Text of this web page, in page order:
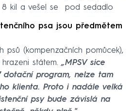
8 kil a vešel se pod sedadlo
psa jsou předmětem
psů (kompenzačních pomůcek),
hrazeni státem.„MPSV sice
dotační program, nelze tam
klienta. Proto i nadále velká
psy bude závislá na